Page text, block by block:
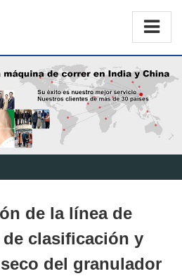
de la línea de
clasificación y
del granulador